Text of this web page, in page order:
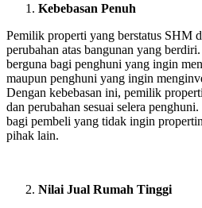
Kebebasan Penuh
Pemilik properti yang berstatus SHM
perubahan atas bangunan yang
berguna bagi penghuni yang ingin
maupun penghuni yang ingin
Dengan kebebasan ini, pemilik
dan perubahan sesuai selera
bagi pembeli yang tidak ingin
pihak lain.
Nilai Jual Rumah Tinggi